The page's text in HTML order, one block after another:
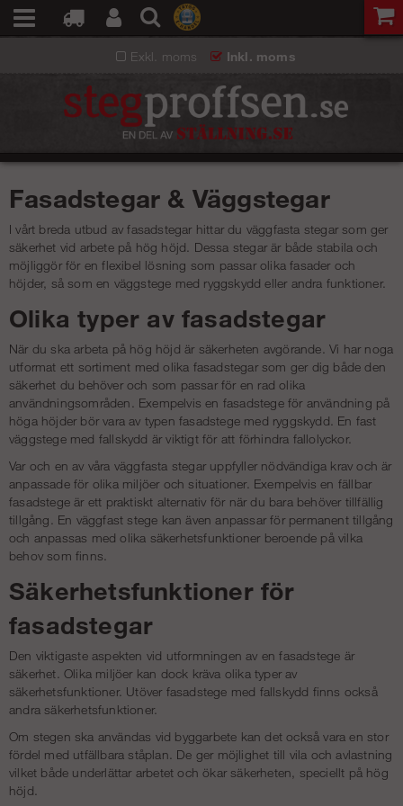
Exkl. moms Inkl. moms
Fasadstegar & Väggstegar
I vårt breda utbud av fasadstegar hittar du väggfasta stegar som ger
säkerhet vid arbete på hög höjd. Dessa stegar är både stabila och
möjliggör för en flexibel lösning som passar olika fasader och
höjder, så som en väggstege med ryggskydd eller andra funktioner.
Olika typer av fasadstegar
När du ska arbeta på hög höjd är säkerheten avgörande. Vi har noga
utformat ett sortiment med olika fasadstegar som ger dig både den
säkerhet du behöver och som passar för en rad olika
användningsområden. Exempelvis en fasadstege för användning på
höga höjder bör vara av typen fasadstege med ryggskydd. En fast
väggstege med fallskydd är viktigt för att förhindra fallolyckor.
Var och en av våra väggfasta stegar uppfyller nödvändiga krav och är
anpassade för olika miljöer och situationer. Exempelvis en fällbar
fasadstege är ett praktiskt alternativ för när du bara behöver tillfällig
tillgång. En väggfast stege kan även anpassar för permanent tillgång
och anpassas med olika säkerhetsfunktioner beroende på vilka
behov som finns.
Säkerhetsfunktioner för
fasadstegar
Den viktigaste aspekten vid utformningen av en fasadstege är
säkerhet. Olika miljöer kan dock kräva olika typer av
säkerhetsfunktioner. Utöver fasadstege med fallskydd finns också
andra säkerhetsfunktioner.
Om stegen ska användas vid byggarbete kan det också vara en stor
fördel med utfällbara ståplan. De ger möjlighet till vila och avlastning
vilket både underlättar arbetet och ökar säkerheten, speciellt på hög
höjd.